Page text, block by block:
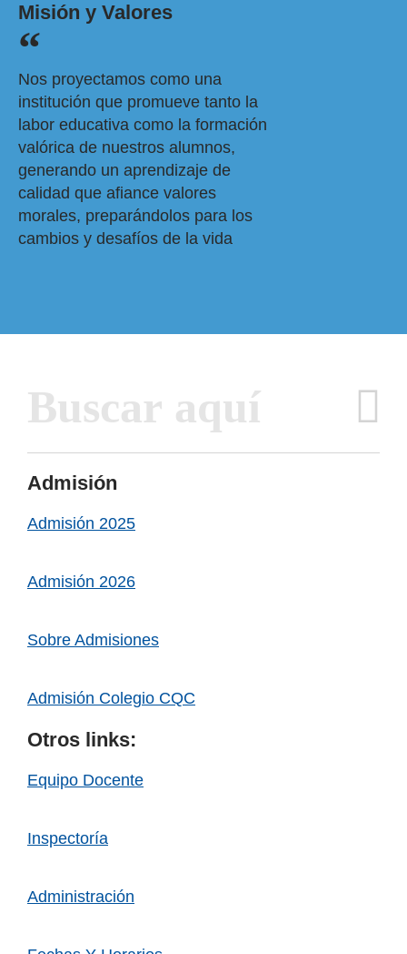
Misión y Valores
Nos proyectamos como una
institución que promueve tanto la
labor educativa como la formación
valórica de nuestros alumnos,
generando un aprendizaje de
calidad que afiance valores
morales, preparándolos para los
cambios y desafíos de la vida
Admisión
Admisión 2025
Admisión 2026
Sobre Admisiones
Admisión Colegio CQC
Otros links:
Equipo Docente
Inspectoría
Administración